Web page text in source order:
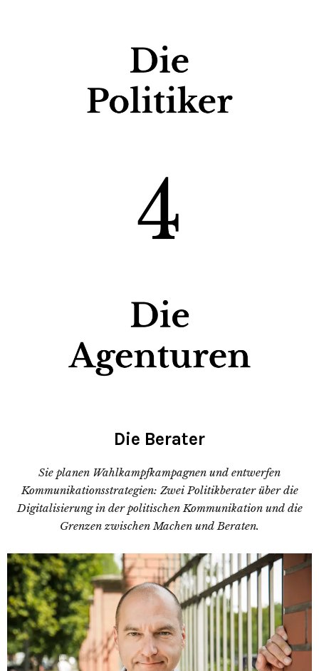
Die Berater
Sie planen Wahlkampfkampagnen und entwerfen
Kommunikationsstrategien: Zwei Politikberater über die
Digitalisierung in der politischen Kommunikation und die
Grenzen zwischen Machen und Beraten.